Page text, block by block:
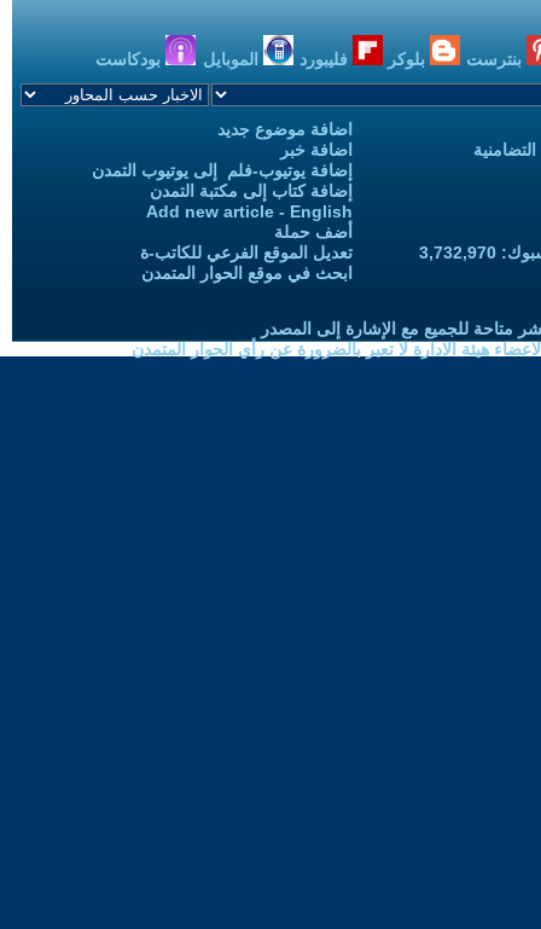
بنترست بلوكر فليبورد الموبايل بودكاست
اضافة موضوع جديد
اضافة خبر
إضافة يوتيوب-فلم إلى يوتيوب التمدن
إضافة كتاب إلى مكتبة التمدن
Add new article - English
أضف حملة
تعديل الموقع الفرعي للكاتب-ة
ابحث في موقع الحوار المتمدن
متاحة للجميع مع الإشارة إلى المصدر
هيئة الادارة لا تعبر بالضرورة عن رأي الحوار المتمدن